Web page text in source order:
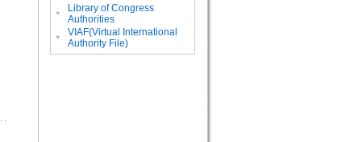
。
Library of Congress
Authorities
。
VIAF(Virtual International
Authority File)